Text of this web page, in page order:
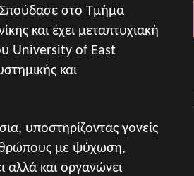
Σπούδασε στο Τμήμα
και έχει μεταπτυχιακή
University of East
και
υποστηρίζοντας γονείς
με ψύχωση,
αλλά και οργανώνει